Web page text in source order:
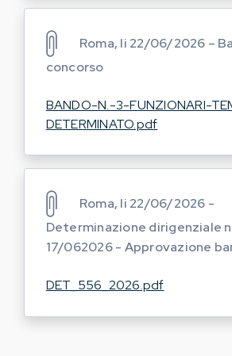
Roma, li 22/06/2026 –
concorso
BANDO-N.-3-FUNZIONARI-
DETERMINATO.pdf
Roma, li 22/06/2026 -
Determinazione dirigenziale
17/062026 - Approvazione
DET_556_2026.pdf